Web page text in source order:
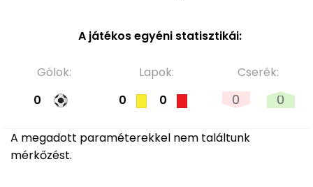
A játékos egyéni statisztikái:
Gólok:
0
Lapok:
0
0
Cserék:
0 0
A megadott paraméterekkel nem találtunk
mérkőzést.